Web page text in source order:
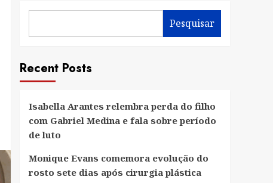
Pesquisar
Recent Posts
Isabella Arantes relembra perda do filho
com Gabriel Medina e fala sobre período
de luto
Monique Evans comemora evolução do
rosto sete dias após cirurgia plástica